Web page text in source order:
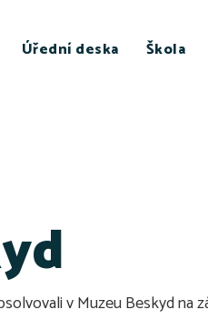
Úřední deska Škola
v Muzeu Beskyd